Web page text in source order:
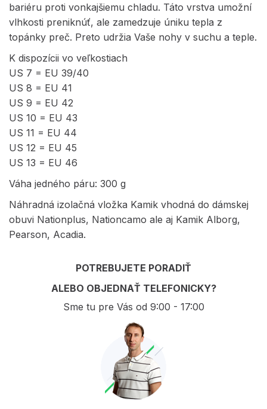
bariéru proti vonkajšiemu chladu. Táto vrstva umožní
vlhkosti preniknúť, ale zamedzuje úniku tepla z
topánky preč. Preto udržia Vaše nohy v suchu a teple.
K dispozícii vo veľkostiach
US 7 = EU 39/40
US 8 = EU 41
US 9 = EU 42
US 10 = EU 43
US 11 = EU 44
US 12 = EU 45
US 13 = EU 46
Váha jedného páru: 300 g
Náhradná izolačná vložka Kamik vhodná do dámskej
obuvi Nationplus, Nationcamo ale aj Kamik Alborg,
Pearson, Acadia.
POTREBUJETE PORADIŤ
ALEBO OBJEDNAŤ TELEFONICKY?
Sme tu pre Vás od 9:00 - 17:00